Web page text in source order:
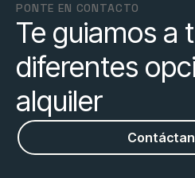
PONTE EN CONTACTO
Te guiamos a
diferentes
alquiler